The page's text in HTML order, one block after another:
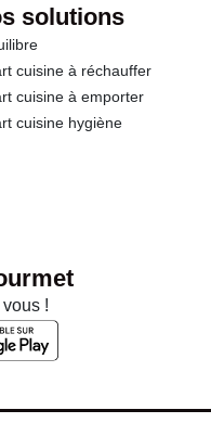
solutions
cuisine à réchauffer
cuisine à emporter
cuisine hygiène
!